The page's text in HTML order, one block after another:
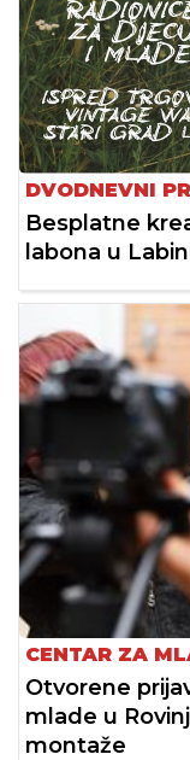
DVODNEVNI
Besplatne
labona u
CENTAR ZA
Otvorene
mlade u
montaže